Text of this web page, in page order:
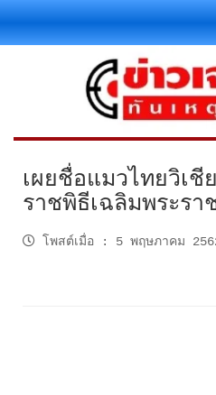
เผยชื่อแมวไทยวิเชี
ราชพิธีเฉลิมพระร
โพสต์เมื่อ : 5 พฤษภาคม